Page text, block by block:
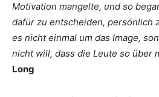
Motivation mangelte, und so
dafür zu entscheiden, persönlich
es nicht einmal um das Image,
nicht will, dass die Leute so über
Long